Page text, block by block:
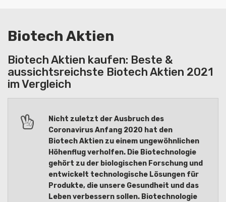
Biotech Aktien
Biotech Aktien kaufen: Beste &
aussichtsreichste Biotech Aktien 2021
im Vergleich
Nicht zuletzt der Ausbruch des
Coronavirus Anfang 2020 hat den
Biotech Aktien zu einem ungewöhnlichen
Höhenflug verholfen. Die Biotechnologie
gehört zu der biologischen Forschung und
entwickelt technologische Lösungen für
Produkte, die unsere Gesundheit und das
Leben verbessern sollen. Biotechnologie